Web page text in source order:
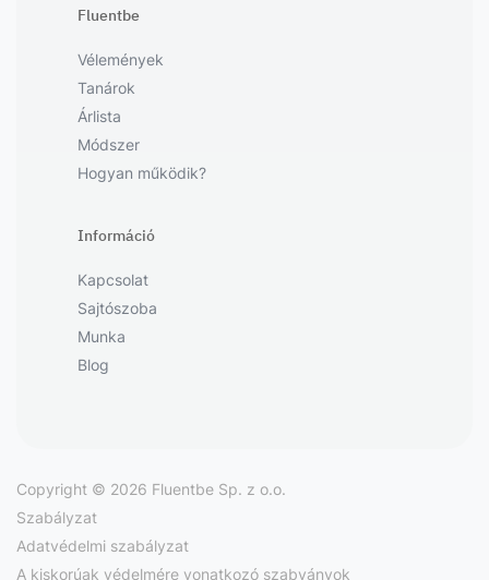
Fluentbe
Vélemények
Tanárok
Árlista
Módszer
Hogyan működik?
Információ
Kapcsolat
Sajtószoba
Munka
Blog
Copyright © 2026 Fluentbe Sp. z o.o.
Szabályzat
Adatvédelmi szabályzat
A kiskorúak védelmére vonatkozó szabványok